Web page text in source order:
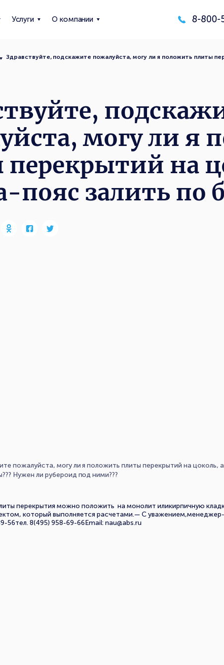
Услуги О компании 8-800-
Здравствуйте, подскажите пожалуйста, могу ли я положить плиты
могу ли я
на
пояс залить по
пожалуйста, могу ли я положить плиты перекрытий на цоколь,
Нужен ли рубероид под ними???
перекрытия можно положить на монолит иликирпичную
который выполняется расчетами.— С
56тел. 8(495) 958-69-66Email: nau@abs.ru